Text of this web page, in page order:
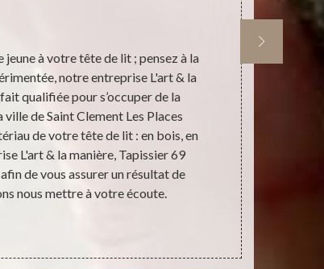
jeune à votre tête de lit ; pensez à la
notre entreprise L'art & la
qualifiée pour s’occuper de la
de Saint Clement Les Places
de votre tête de lit : en bois, en
L'art & la manière, Tapissier 69
de vous assurer un résultat de
nous mettre à votre écoute.